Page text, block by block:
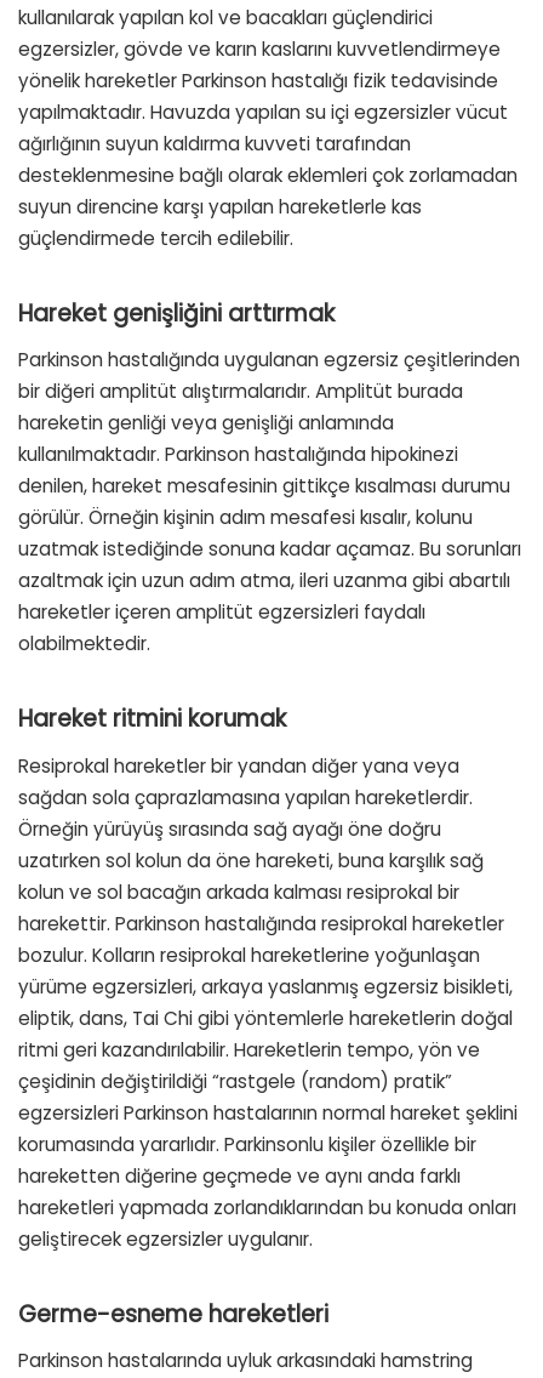
kullanılarak yapılan kol ve bacakları güçlendirici
egzersizler, gövde ve karın kaslarını kuvvetlendirmeye
yönelik hareketler Parkinson hastalığı fizik tedavisinde
yapılmaktadır. Havuzda yapılan su içi egzersizler vücut
ağırlığının suyun kaldırma kuvveti tarafından
desteklenmesine bağlı olarak eklemleri çok zorlamadan
suyun direncine karşı yapılan hareketlerle kas
güçlendirmede tercih edilebilir.
Hareket genişliğini arttırmak
Parkinson hastalığında uygulanan egzersiz çeşitlerinden
bir diğeri amplitüt alıştırmalarıdır. Amplitüt burada
hareketin genliği veya genişliği anlamında
kullanılmaktadır. Parkinson hastalığında hipokinezi
denilen, hareket mesafesinin gittikçe kısalması durumu
görülür. Örneğin kişinin adım mesafesi kısalır, kolunu
uzatmak istediğinde sonuna kadar açamaz. Bu sorunları
azaltmak için uzun adım atma, ileri uzanma gibi abartılı
hareketler içeren amplitüt egzersizleri faydalı
olabilmektedir.
Hareket ritmini korumak
Resiprokal hareketler bir yandan diğer yana veya
sağdan sola çaprazlamasına yapılan hareketlerdir.
Örneğin yürüyüş sırasında sağ ayağı öne doğru
uzatırken sol kolun da öne hareketi, buna karşılık sağ
kolun ve sol bacağın arkada kalması resiprokal bir
harekettir. Parkinson hastalığında resiprokal hareketler
bozulur. Kolların resiprokal hareketlerine yoğunlaşan
yürüme egzersizleri, arkaya yaslanmış egzersiz bisikleti,
eliptik, dans, Tai Chi gibi yöntemlerle hareketlerin doğal
ritmi geri kazandırılabilir. Hareketlerin tempo, yön ve
çeşidinin değiştirildiği “rastgele (random) pratik”
egzersizleri Parkinson hastalarının normal hareket şeklini
korumasında yararlıdır. Parkinsonlu kişiler özellikle bir
hareketten diğerine geçmede ve aynı anda farklı
hareketleri yapmada zorlandıklarından bu konuda onları
geliştirecek egzersizler uygulanır.
Germe-esneme hareketleri
Parkinson hastalarında uyluk arkasındaki hamstring